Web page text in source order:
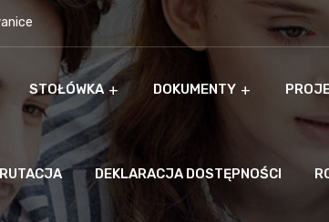
STOŁÓWKA DOKUMENTY
DEKLARACJA DOSTĘPNOŚCI